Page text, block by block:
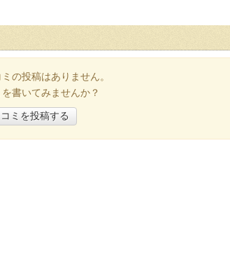
の投稿はありません。
書いてみませんか？
ミを投稿する